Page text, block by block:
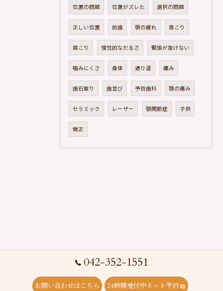
位置の問題 位置がズレた 選択の問題
正しい位置 前歯 顎の疲れ 首こり
肩こり 慢性的なだるさ 緊張が抜けない
噛みにくさ 身体 通り道 痛み
歯石取り 歯並び 予防歯科 顎の痛み
セラミック レーザー 顎関節症 子供
矯正
042-352-1551
お問い合わせはこちら 24時間受付中ネット予約